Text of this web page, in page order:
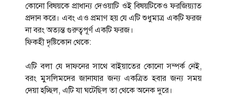
কোনো বিষয়কে প্রাধান্য দেওয়াটি ওই বিষয়টিকেও ফরজিয়্যাত
প্রদান করে। এবং এও প্রমাণ হয় যে এটি শুধুমাত্র একটি ফরজ
না বরং অত্যন্ত গুরুত্বপূর্ণ একটি ফরজ।
ফিকহী দৃষ্টিকোন থেকে:
এটি বলা যে দাফনের সাথে বাইয়াতের কোনো সম্পর্ক নেই,
বরং মুসলিমদের জানাযার জন্য একত্রিত হবার জন্য সময়
দেয়া হচ্ছিল, এটি যা ঘটেছিল তা থেকে অনেক দুরে।